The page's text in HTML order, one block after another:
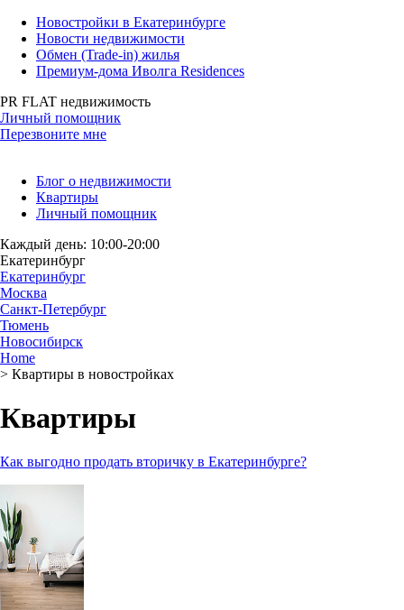
Новостройки в Екатеринбурге
Новости недвижимости
Обмен (Trade-in) жилья
Премиум-дома Иволга Residences
PR FLAT недвижимость
Личный помощник
Перезвоните мне
Блог о недвижимости
Квартиры
Личный помощник
Каждый день: 10:00-20:00
Екатеринбург
Екатеринбург
Москва
Санкт-Петербург
Тюмень
Новосибирск
Home
> Квартиры в новостройках
Квартиры
Как выгодно продать вторичку в Екатеринбурге?